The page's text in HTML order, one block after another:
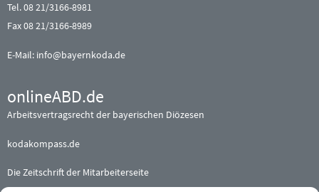
Tel. 08 21/3166-8981
Fax 08 21/3166-8989
E-Mail: info@bayernkoda.de
onlineABD.de
Arbeitsvertragsrecht der bayerischen Diözesen
kodakompass.de
Die Zeitschrift der Mitarbeiterseite